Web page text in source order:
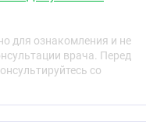
в сочетании с
3 капли
для ознакомления и не
врача. Перед
со